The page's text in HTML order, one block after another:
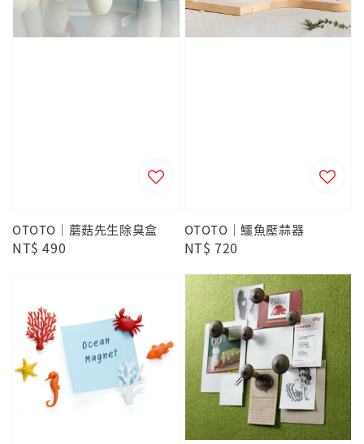
OTOTO｜蘑菇先生除臭盒
Regular
NT$ 490
OTOTO｜鱷魚壓蒜器
Regular
NT$ 720